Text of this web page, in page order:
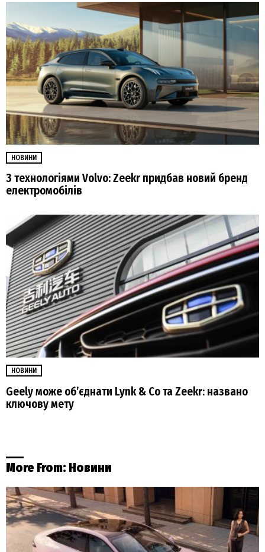
НОВИНИ
З технологіями Volvo: Zeekr придбав новий бренд
електромобілів
НОВИНИ
Geely може об’єднати Lynk & Co та Zeekr: названо
ключову мету
More From: Новини